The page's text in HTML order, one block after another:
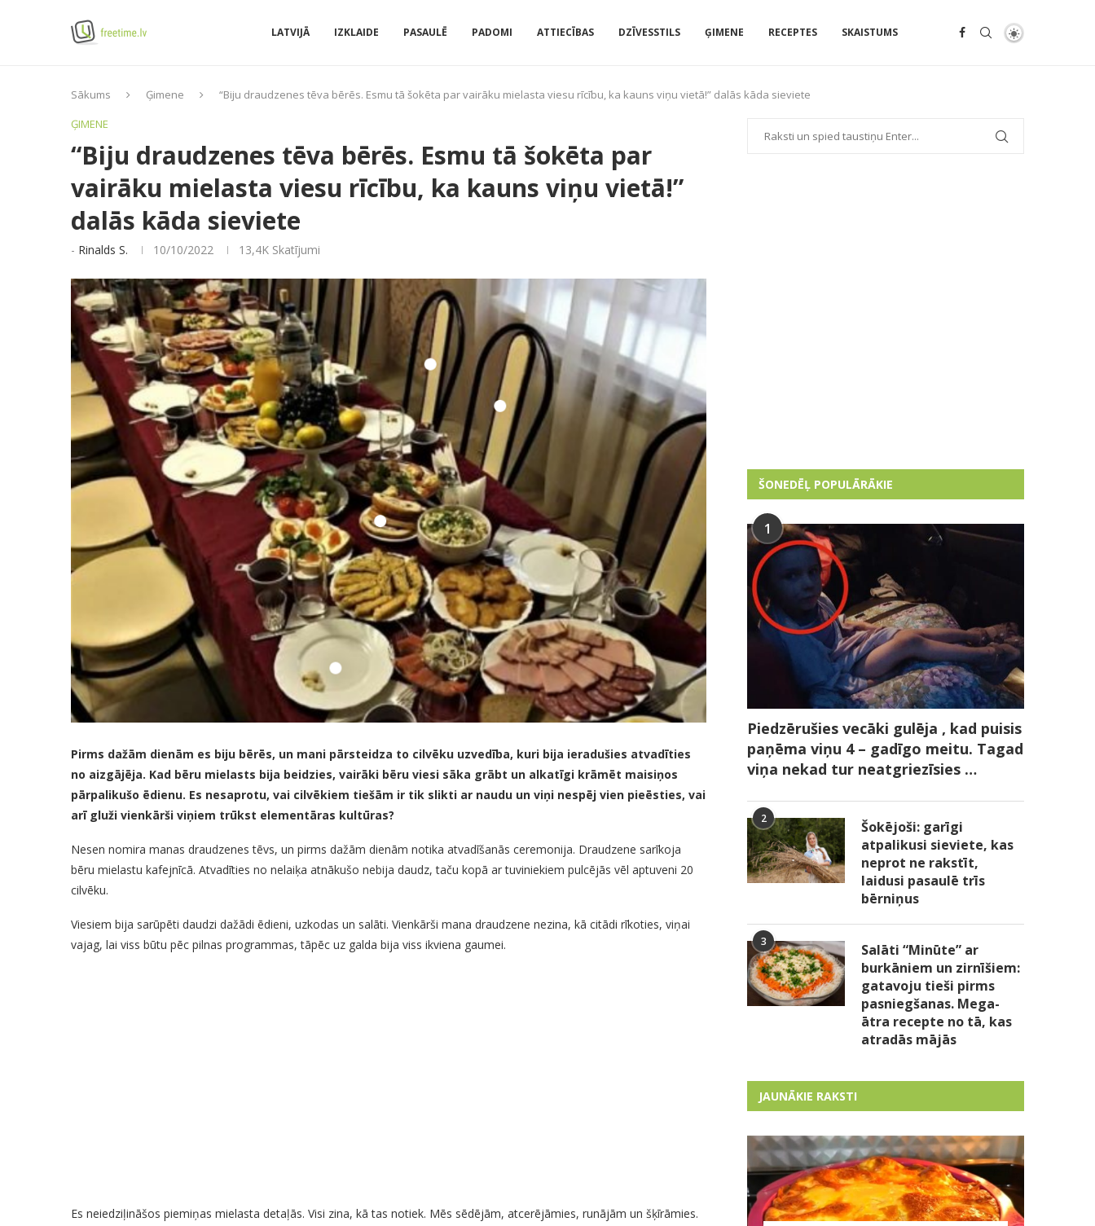
LATVIJĀ IZKLAIDE PASAULĒ PADOMI ATTIECĪBAS DZĪVESSTILS ĢIMENE RECEPTES SKAISTUMS
Sākums Ģimene
“Biju draudzenes tēva bērēs. Esmu tā šokēta par vairāku mielasta viesu rīcību, ka kauns viņu vietā!” dalās kāda sieviete
ĢIMENE
“Biju draudzenes tēva bērēs. Esmu tā šokēta par
vairāku mielasta viesu rīcību, ka kauns viņu vietā!”
dalās kāda sieviete
- Rinalds S. 10/10/2022 13,4K Skatījumi
Pirms dažām dienām es biju bērēs, un mani pārsteidza to cilvēku uzvedība, kuri bija ieradušies atvadīties
no aizgājēja. Kad bēru mielasts bija beidzies, vairāki bēru viesi sāka grābt un alkatīgi krāmēt maisiņos
pārpalikušo ēdienu. Es nesaprotu, vai cilvēkiem tiešām ir tik slikti ar naudu un viņi nespēj vien pieēsties, vai
arī gluži vienkārši viņiem trūkst elementāras kultūras?
Nesen nomira manas draudzenes tēvs, un pirms dažām dienām notika atvadīšanās ceremonija. Draudzene sarīkoja
bēru mielastu kafejnīcā. Atvadīties no nelaiķa atnākušo nebija daudz, taču kopā ar tuviniekiem pulcējās vēl aptuveni 20
cilvēku.
Viesiem bija sarūpēti daudzi dažādi ēdieni, uzkodas un salāti. Vienkārši mana draudzene nezina, kā citādi rīkoties, viņai
vajag, lai viss būtu pēc pilnas programmas, tāpēc uz galda bija viss ikviena gaumei.
Es neiedziļināšos piemiņas mielasta detaļās. Visi zina, kā tas notiek. Mēs sēdējām, atcerējāmies, runājām un šķīrāmies.
ŠONEDĒĻ POPULĀRĀKIE
1
Piedzērušies vecāki gulēja , kad puisis
paņēma viņu 4 – gadīgo meitu. Tagad
viņa nekad tur neatgriezīsies …
2
Šokējoši: garīgi
atpalikusi sieviete, kas
neprot ne rakstīt,
laidusi pasaulē trīs
bērniņus
3
Salāti “Minūte” ar
burkāniem un zirnīšiem:
gatavoju tieši pirms
pasniegšanas. Mega-
ātra recepte no tā, kas
atradās mājās
JAUNĀKIE RAKSTI